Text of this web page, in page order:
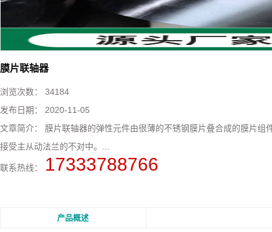
膜片联轴器
浏览次数： 34184
发布日期： 2020-11-05
文章简介： 膜片联轴器​的弹性元件由很薄的不锈钢膜片叠合成的膜片
接受主从动法兰的不对中。...
联系热线： 17333788766
产品概述